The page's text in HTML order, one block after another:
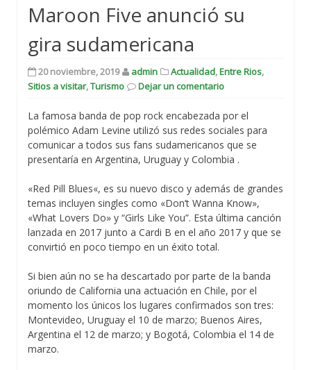
Maroon Five anunció su
gira sudamericana
20 noviembre, 2019 admin Actualidad,Entre Rios,
Sitios a visitar,Turismo Dejar un comentario
La famosa banda de pop rock encabezada por el
polémico Adam Levine utilizó sus redes sociales para
comunicar a todos sus fans sudamericanos que se
presentaría en Argentina, Uruguay y Colombia .
«Red Pill Blues«, es su nuevo disco y además de grandes
temas incluyen singles como «Don’t Wanna Know»,
«What Lovers Do» y “Girls Like You”. Esta última canción
lanzada en 2017 junto a Cardi B en el año 2017 y que se
convirtió en poco tiempo en un éxito total.
Si bien aún no se ha descartado por parte de la banda
oriundo de California una actuación en Chile, por el
momento los únicos los lugares confirmados son tres:
Montevideo, Uruguay el 10 de marzo; Buenos Aires,
Argentina el 12 de marzo; y Bogotá, Colombia el 14 de
marzo.